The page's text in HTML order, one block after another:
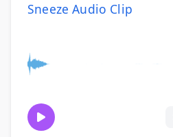
Sneeze Audio Clip